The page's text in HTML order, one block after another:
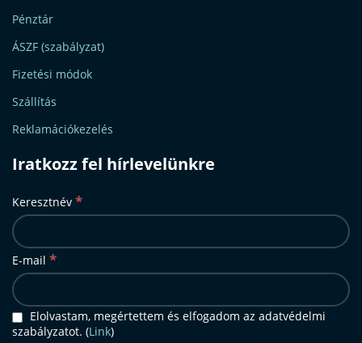
Pénztár
ÁSZF (szabályzat)
Fizetési módok
Szállítás
Reklamációkezelés
Iratkozz fel hírlevelünkre
Keresztnév *
E-mail *
Elolvastam, megértettem és elfogadom az adatvédelmi
szabályzatot. (Link)